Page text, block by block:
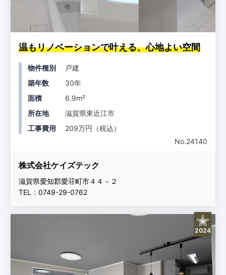
温もリノベーションで叶える、心地よい空間
物件種別
戸建
築年数
30年
面積
6.9m²
所在地
滋賀県東近江市
工事費用
209万円（税込）
No.24140
株式会社ケイズテック
滋賀県愛知郡愛荘町市４４－２
TEL：0749-29-0762
2024